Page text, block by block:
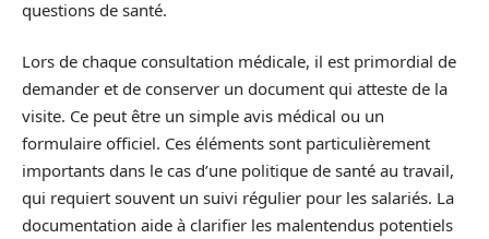
questions de santé.
Lors de chaque consultation médicale, il est primordial de
demander et de conserver un document qui atteste de la
visite. Ce peut être un simple avis médical ou un
formulaire officiel. Ces éléments sont particulièrement
importants dans le cas d’une politique de santé au travail,
qui requiert souvent un suivi régulier pour les salariés. La
documentation aide à clarifier les malentendus potentiels